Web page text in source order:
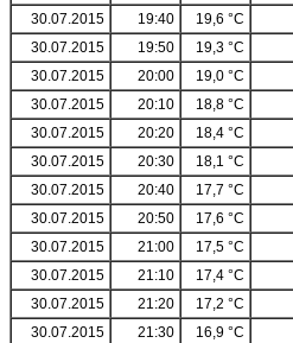
30.07.2015
19:40 19,6 °C
30.07.2015
19:50 19,3 °C
30.07.2015
20:00 19,0 °C
30.07.2015
20:10 18,8 °C
30.07.2015
20:20 18,4 °C
30.07.2015
20:30 18,1 °C
30.07.2015
20:40 17,7 °C
30.07.2015
20:50 17,6 °C
30.07.2015
21:00 17,5 °C
30.07.2015
21:10 17,4 °C
30.07.2015
21:20 17,2 °C
30.07.2015
21:30 16,9 °C